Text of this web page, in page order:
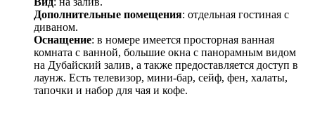
Дополнительные помещения: отдельная гостиная с
диваном.
Оснащение: в номере имеется просторная ванная
комната с ванной, большие окна с панорамным видом
на Дубайский залив, а также предоставляется доступ в
лаунж. Есть телевизор, мини-бар, сейф, фен, халаты,
тапочки и набор для чая и кофе.